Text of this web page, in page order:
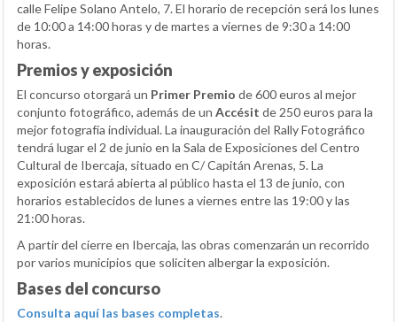
calle Felipe Solano Antelo, 7. El horario de recepción será los lunes
de 10:00 a 14:00 horas y de martes a viernes de 9:30 a 14:00
horas.
Premios y exposición
El concurso otorgará un Primer Premio de 600 euros al mejor
conjunto fotográfico, además de un Accésit de 250 euros para la
mejor fotografía individual. La inauguración del Rally Fotográfico
tendrá lugar el 2 de junio en la Sala de Exposiciones del Centro
Cultural de Ibercaja, situado en C/ Capitán Arenas, 5. La
exposición estará abierta al público hasta el 13 de junio, con
horarios establecidos de lunes a viernes entre las 19:00 y las
21:00 horas.
A partir del cierre en Ibercaja, las obras comenzarán un recorrido
por varios municipios que soliciten albergar la exposición.
Bases del concurso
Consulta aquí las bases completas.